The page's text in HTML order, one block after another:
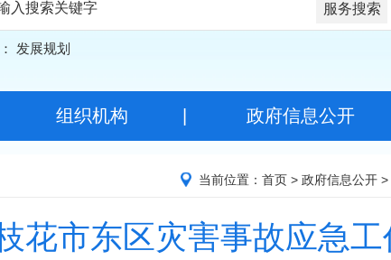
服务搜索
发展规划
组织机构 政府信息公开
当前位置： 首页 > 政府信息公开 >
花市东区灾害事故应急